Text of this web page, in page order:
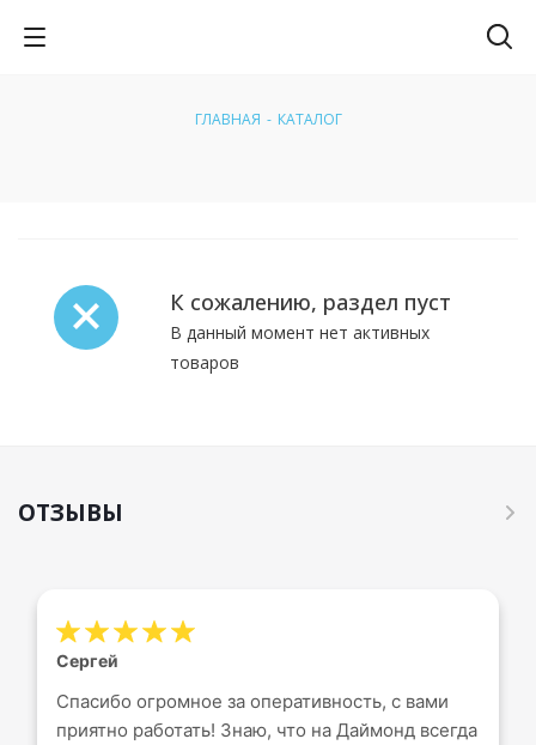
ГЛАВНАЯ - КАТАЛОГ
К сожалению, раздел пуст
В данный момент нет активных
товаров
ОТЗЫВЫ
Сергей
Спасибо огромное за оперативность, с вами
приятно работать! Знаю, что на Даймонд всегда